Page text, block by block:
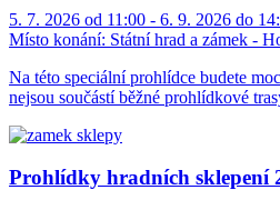
5. 7. 2026 od 11:00 - 6. 9. 2026 do
Místo konání: Státní hrad a zámek -
Na této speciální prohlídce budete
nejsou součástí běžné prohlídkové
Prohlídky hradních sklepení